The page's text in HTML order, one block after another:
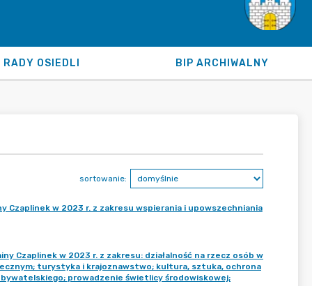
RADY OSIEDLI BIP ARCHIWALNY
sortowanie:
w 2023 r. z zakresu wspierania i upowszechniania
Czaplinek w 2023 r. z zakresu: działalność na rzecz osób w
turystyka i krajoznawstwo; kultura, sztuka, ochrona
prowadzenie świetlicy środowiskowej;